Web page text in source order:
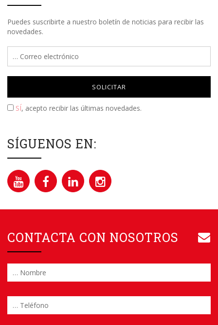
Puedes suscribirte a nuestro boletín de noticias para recibir las
novedades.
SÍ, acepto recibir las últimas novedades.
SÍGUENOS EN:
CONTACTA CON NOSOTROS